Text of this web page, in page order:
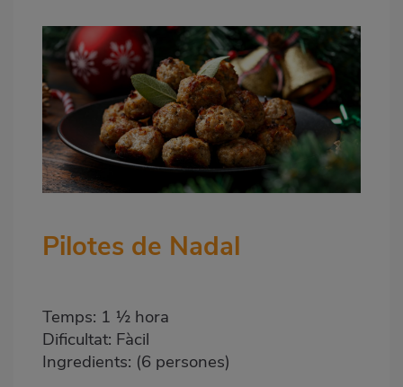
Pilotes de Nadal
Temps: 1 ½ hora
Dificultat: Fàcil
Ingredients: (6 persones)